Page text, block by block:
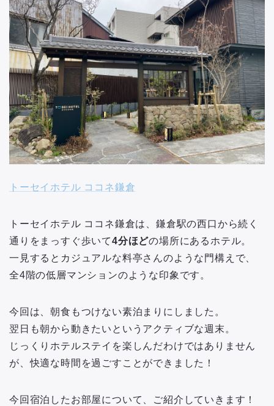
トーセイホテル ココネ鎌倉
トーセイホテル ココネ鎌倉は、鎌倉駅の西口から続く
通りをまっすぐ歩いて4分ほどの場所にあるホテル。
一見するとカジュアルな料亭さんのような門構えで、
全4階の低層マンションのような印象です。
今回は、朝食もつけない素泊まりにしました。
翌日も朝から動きたいというアクティブな週末。
じっくりホテルステイを楽しんだわけではありません
が、快適な時間を過ごすことができました！
今回宿泊したお部屋について、ご紹介していきます！